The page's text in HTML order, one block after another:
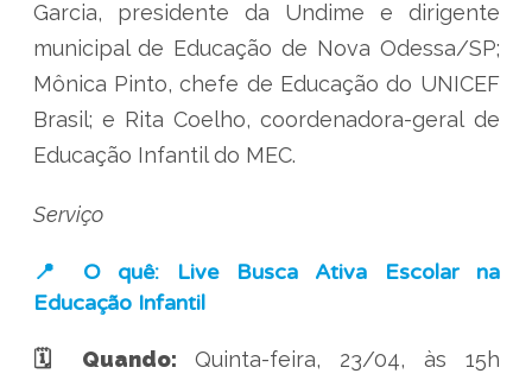
Garcia, presidente da Undime e dirigente
municipal de Educação de Nova Odessa/SP;
Mônica Pinto, chefe de Educação do UNICEF
Brasil; e Rita Coelho, coordenadora-geral de
Educação Infantil do MEC.
Serviço
📍 O quê: Live Busca Ativa Escolar na
Educação Infantil
🗓 Quando: Quinta-feira, 23/04, às 15h